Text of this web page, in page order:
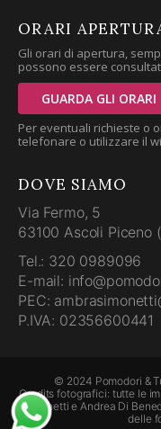
ORARI
Gli orari di apertura,
possono essere
GUARDA GLI ORARI
Per eventuali richieste o
telefonare o utilizzare il
DOVE SIAMO
Via Fermo, 5
63100 Ascoli Piceno
Tel.: 320 0989096
E-mail:
PEC:
P.IVA: 02356600441
© 2024 Pomodori &
Credits fotografici: tutte le
Simonetti e Andrea Di
delle